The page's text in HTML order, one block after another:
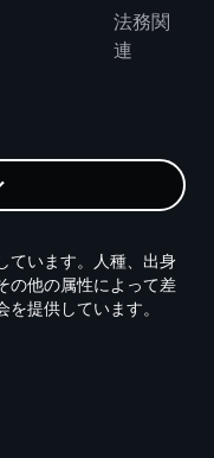
法務関
連
ています。人種、出身
の他の属性によって差
提供しています。